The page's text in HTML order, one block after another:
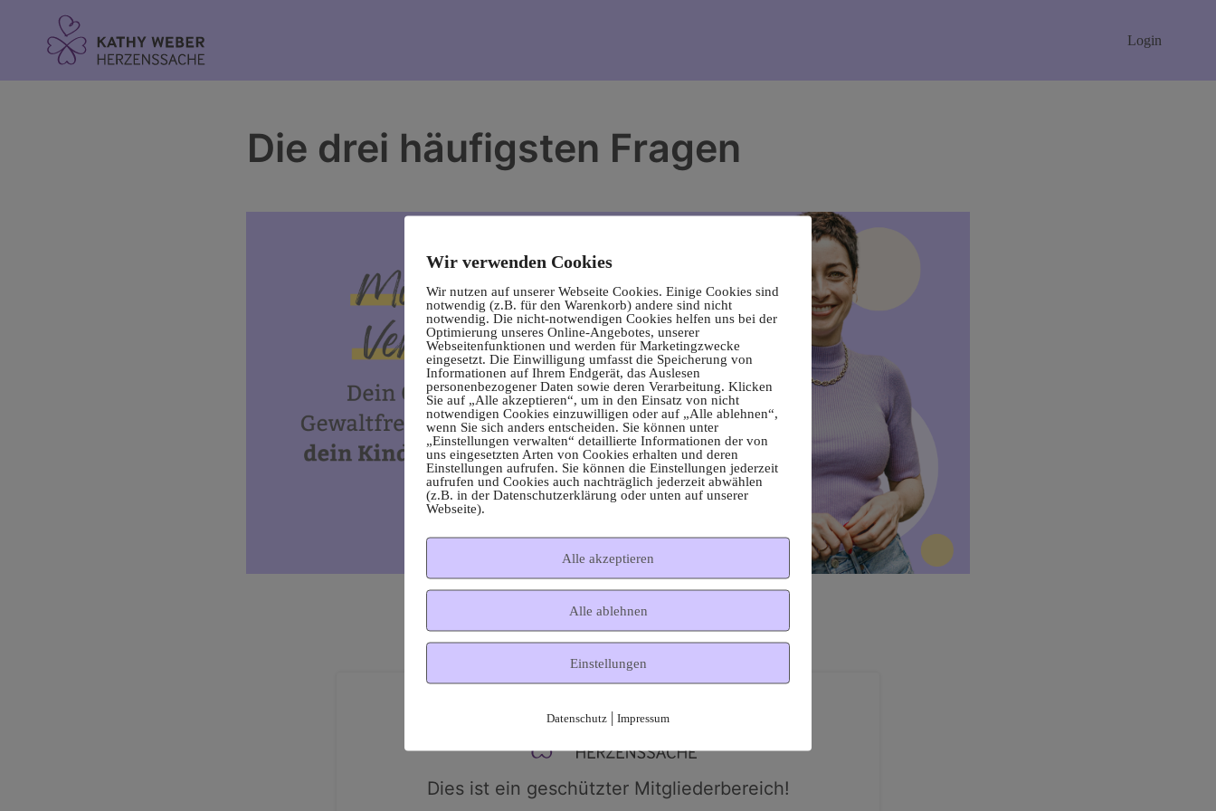
Login
Die drei häufigsten Fragen
Dies ist ein geschützter Mitgliederbereich!
Wir verwenden Cookies
Wir nutzen auf unserer Webseite Cookies. Einige Cookies sind
notwendig (z.B. für den Warenkorb) andere sind nicht
notwendig. Die nicht-notwendigen Cookies helfen uns bei der
Optimierung unseres Online-Angebotes, unserer
Webseitenfunktionen und werden für Marketingzwecke
eingesetzt. Die Einwilligung umfasst die Speicherung von
Informationen auf Ihrem Endgerät, das Auslesen
personenbezogener Daten sowie deren Verarbeitung. Klicken
Sie auf „Alle akzeptieren“, um in den Einsatz von nicht
notwendigen Cookies einzuwilligen oder auf „Alle ablehnen“,
wenn Sie sich anders entscheiden. Sie können unter
„Einstellungen verwalten“ detaillierte Informationen der von
uns eingesetzten Arten von Cookies erhalten und deren
Einstellungen aufrufen. Sie können die Einstellungen jederzeit
aufrufen und Cookies auch nachträglich jederzeit abwählen
(z.B. in der Datenschutzerklärung oder unten auf unserer
Webseite).
Alle akzeptieren
Alle ablehnen
Einstellungen
Datenschutz | Impressum